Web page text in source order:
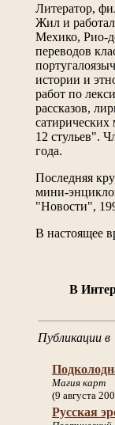
Литератор,
Жил и
Мехико, Рио-
переводов
истории и
работ по
рассказов,
12 стульев".
года.
Последняя
мини-
"Новости",
В настоящее
В
Публикации
Магия карт
(9 августа
Русская